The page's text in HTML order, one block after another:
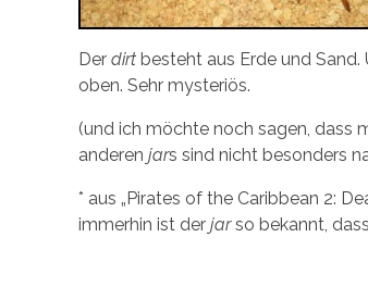
Der dirt besteht aus Erde und
oben. Sehr mysteriös.
(und ich möchte noch sagen, dass
anderen jars sind nicht besonders
* aus „Pirates of the Caribbean 2:
immerhin ist der jarso bekannt,